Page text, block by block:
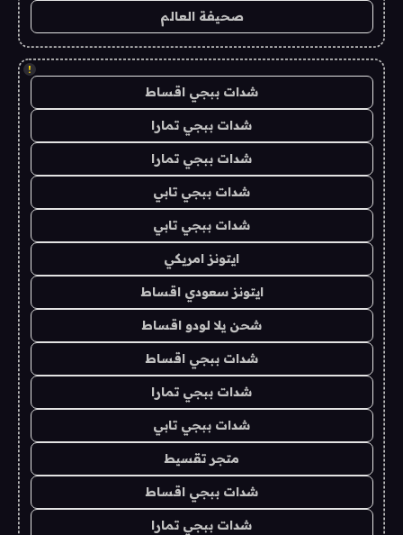
صحيفة العالم
!
شدات ببجي اقساط
شدات ببجي تمارا
شدات ببجي تمارا
شدات ببجي تابي
شدات ببجي تابي
ايتونز امريكي
ايتونز سعودي اقساط
شحن يلا لودو اقساط
شدات ببجي اقساط
شدات ببجي تمارا
شدات ببجي تابي
متجر تقسيط
شدات ببجي اقساط
شدات ببجي تمارا